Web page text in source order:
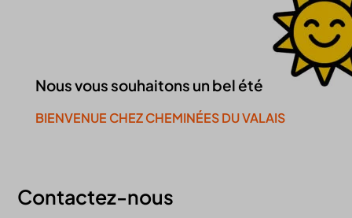
Nous vous souhaitons un bel été
BIENVENUE CHEZ CHEMINÉES DU VALAIS
Contactez-nous